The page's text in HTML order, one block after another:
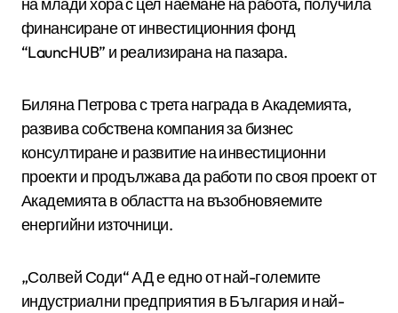
финансиране от инвестиционния фонд
“LauncHUB” и реализирана на пазара.
Биляна Петрова с трета награда в Академията,
развива собствена компания за бизнес
консултиране и развитие на инвестиционни
проекти и продължава да работи по своя проект от
Академията в областта на възобновяемите
енергийни източници.
„Солвей Соди“ АД е едно от най-големите
индустриални предприятия в България и най-